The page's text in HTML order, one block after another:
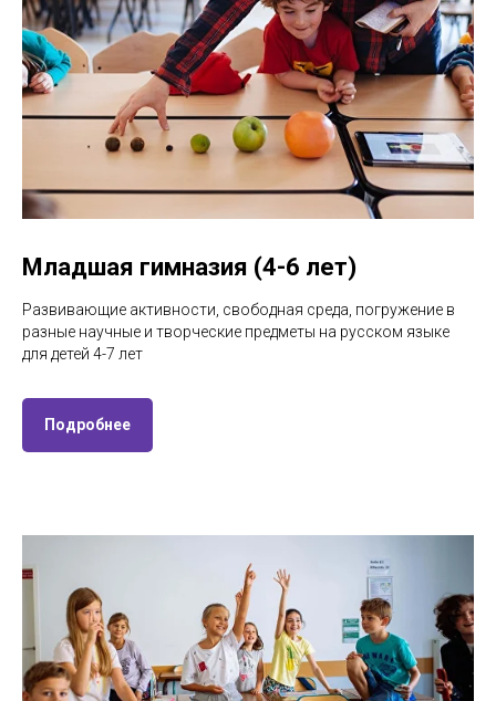
Младшая гимназия (4-6 лет)
Развивающие активности, свободная среда, погружение в
разные научные и творческие предметы на русском языке
для детей 4-7 лет
Подробнее